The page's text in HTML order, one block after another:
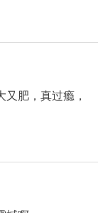
肥，真过瘾，